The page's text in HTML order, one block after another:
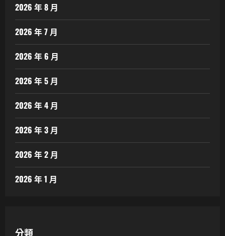
2026 年 8 月
2026 年 7 月
2026 年 6 月
2026 年 5 月
2026 年 4 月
2026 年 3 月
2026 年 2 月
2026 年 1 月
分類